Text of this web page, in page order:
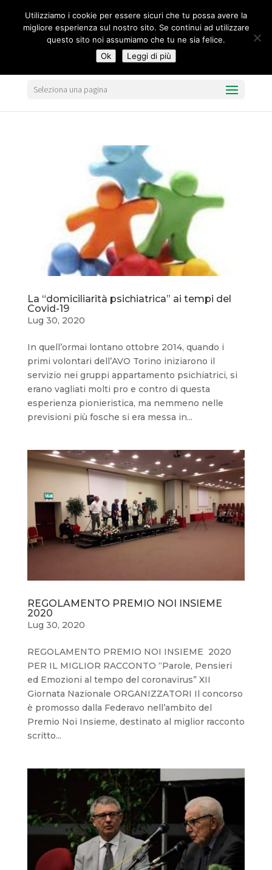
Seleziona una pagina
La “domiciliarità psichiatrica” ai tempi del
Covid-19
Lug 30, 2020
In quell’ormai lontano ottobre 2014, quando i
primi volontari dell’AVO Torino iniziarono il
servizio nei gruppi appartamento psichiatrici, si
erano vagliati molti pro e contro di questa
esperienza pionieristica, ma nemmeno nelle
previsioni più fosche si era messa in...
REGOLAMENTO PREMIO NOI INSIEME
2020
Lug 30, 2020
REGOLAMENTO PREMIO NOI INSIEME 2020
PER IL MIGLIOR RACCONTO “Parole, Pensieri
ed Emozioni al tempo del coronavirus” XII
Giornata Nazionale ORGANIZZATORI Il concorso
è promosso dalla Federavo nell’ambito del
Premio Noi Insieme, destinato al miglior racconto
scritto...
Utilizziamo i cookie per essere sicuri che tu possa avere la
migliore esperienza sul nostro sito. Se continui ad utilizzare
questo sito noi assumiamo che tu ne sia felice.
Ok
Leggi di più